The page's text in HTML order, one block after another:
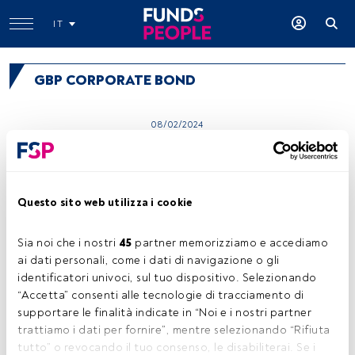
Questo sito web utilizza i cookie
Sia noi che i nostri 45 partner memorizziamo e accediamo
ai dati personali, come i dati di navigazione o gli
identificatori univoci, sul tuo dispositivo. Selezionando
“Accetta” consenti alle tecnologie di tracciamento di
supportare le finalità indicate in “Noi e i nostri partner
trattiamo i dati per fornire”, mentre selezionando “Rifiuta
tutto” o revocando il tuo consenso, le disabiliterai. Se i
IT
GBP CORPORATE BOND
08/02/2024
Rathbone Ethical Bond Retail
11/02/2022
Accumulation GBP